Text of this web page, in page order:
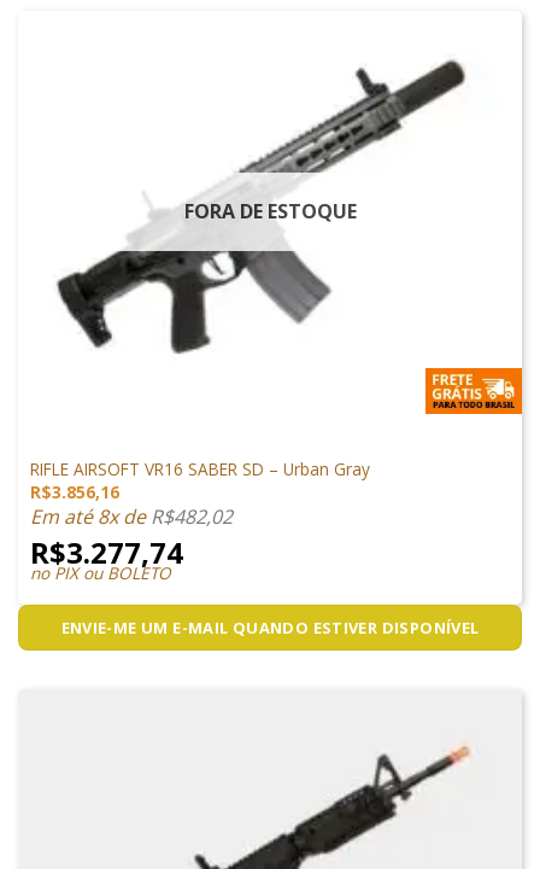
FORA DE ESTOQUE
RIFLE AIRSOFT VR16 SABER SD – Urban Gray
R$3.856,16
Em até 8x deR$482,02
R$3.277,74
no PIX ou BOLETO
ENVIE-ME UM E-MAIL QUANDO ESTIVER DISPONÍVEL